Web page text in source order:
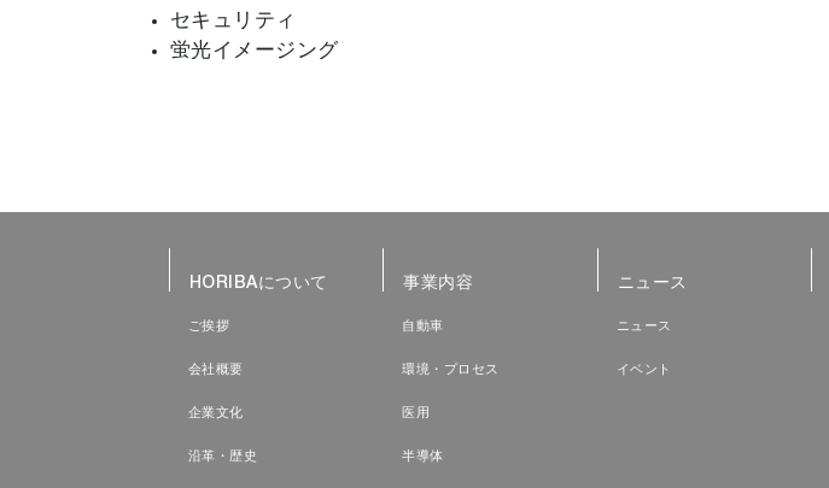
セキュリティ
蛍光イメージング
HORIBAについて
ご挨拶
会社概要
企業文化
沿革・歴史
事業内容
自動車
環境・プロセス
医用
半導体
ニュース
ニュース
イベント